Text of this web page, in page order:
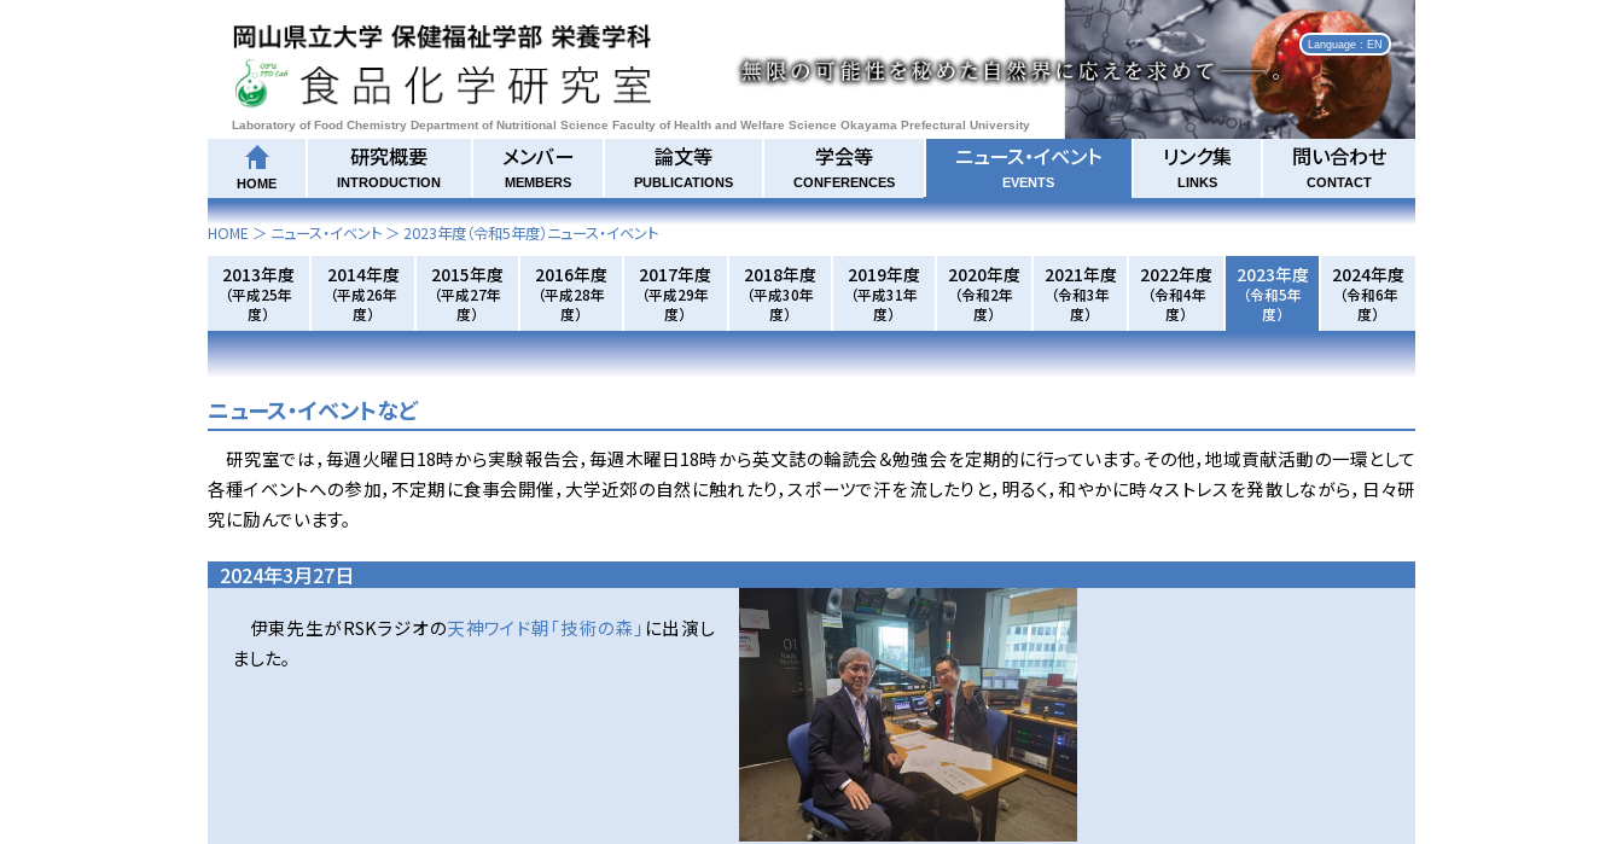
Laboratory of Food Chemistry Department of Nutritional Science Faculty of Health and Welfare Science Okayama Prefectural University
Language : EN
HOME
研究概要
INTRODUCTION
メンバー
MEMBERS
論文等
PUBLICATIONS
学会等
CONFERENCES
ニュース・イベント
EVENTS
リンク集
LINKS
問い合わせ
CONTACT
HOME ＞ ニュース・イベント ＞ 2023年度（令和5年度）ニュース・イベント
2013年度
（平成25年
度）
2014年度
（平成26年
度）
2015年度
（平成27年
度）
2016年度
（平成28年
度）
2017年度
（平成29年
度）
2018年度
（平成30年
度）
2019年度
（平成31年
度）
2020年度
（令和2年
度）
2021年度
（令和3年
度）
2022年度
（令和4年
度）
2023年度
（令和5年
度）
2024年度
（令和6年
度）
ニュース・イベントなど
研究室では，毎週火曜日18時から実験報告会，毎週木曜日18時から英文誌の輪読会＆勉強会を定期的に行っています。その他，地域貢献活動の一環として
各種イベントへの参加，不定期に食事会開催，大学近郊の自然に触れたり，スポーツで汗を流したりと，明るく，和やかに時々ストレスを発散しながら，日々研
究に励んでいます。
2024年3月27日
伊東先生がRSKラジオの天神ワイド朝「技術の森」 に出演し
ました。